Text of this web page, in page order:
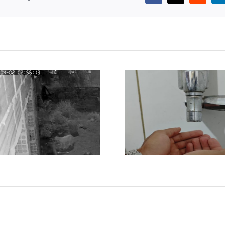
FALTA DE ÁGUA
PERSISTE EM
BAIRROS DE
ESMERALDAS APÓS
MANUTENÇÃO DA
COPASA
ONÇA
FORÇA-
SEGUE